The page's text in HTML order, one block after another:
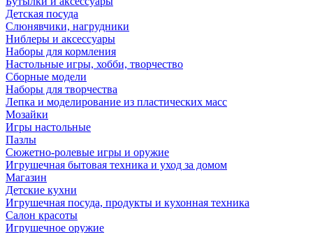
Детская посуда
Слюнявчики, нагрудники
Ниблеры и аксессуары
Наборы для кормления
Настольные игры, хобби, творчество
Сборные модели
Наборы для творчества
Лепка и моделирование из пластических масс
Мозайки
Игры настольные
Пазлы
Сюжетно-ролевые игры и оружие
Игрушечная бытовая техника и уход за домом
Магазин
Детские кухни
Игрушечная посуда, продукты и кухонная техника
Салон красоты
Игрушечное оружие